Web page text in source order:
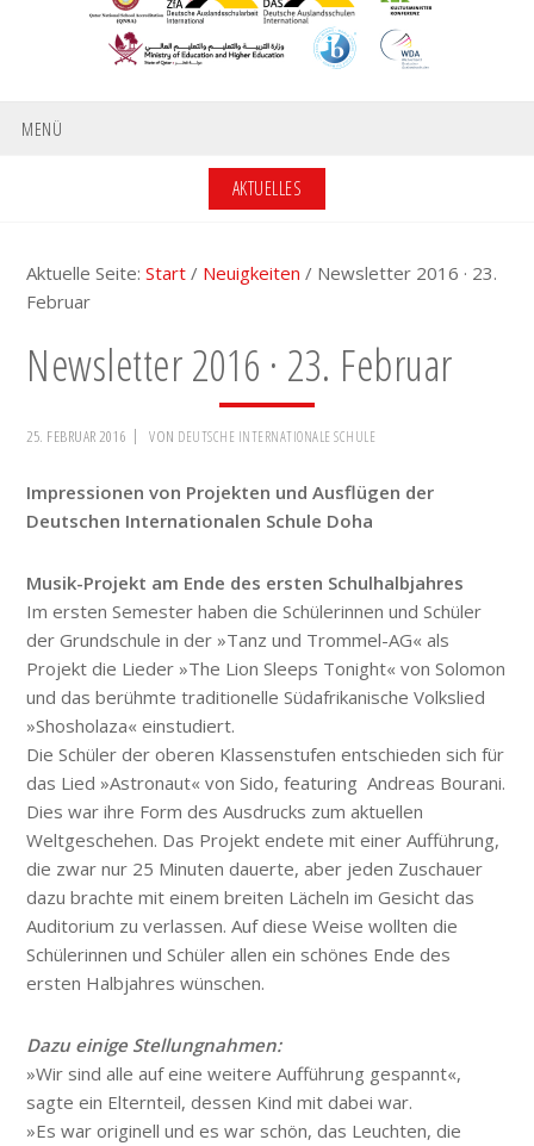
MENÜ
AKTUELLES
Aktuelle Seite:Start / Neuigkeiten / Newsletter 2016 · 23.
Februar
Newsletter 2016 · 23. Februar
25. FEBRUAR 2016 VON DEUTSCHE INTERNATIONALE SCHULE
Impressionen von Projekten und Ausflügen der
Deutschen Internationalen Schule Doha
Musik-Projekt am Ende des ersten Schulhalbjahres
Im ersten Semester haben die Schülerinnen und Schüler
der Grundschule in der »Tanz und Trommel-AG« als
Projekt die Lieder »The Lion Sleeps Tonight« von Solomon
und das berühmte traditionelle Südafrikanische Volkslied
»Shosholaza« einstudiert.
Die Schüler der oberen Klassenstufen entschieden sich für
das Lied »Astronaut« von Sido, featuring Andreas Bourani.
Dies war ihre Form des Ausdrucks zum aktuellen
Weltgeschehen. Das Projekt endete mit einer Aufführung,
die zwar nur 25 Minuten dauerte, aber jeden Zuschauer
dazu brachte mit einem breiten Lächeln im Gesicht das
Auditorium zu verlassen. Auf diese Weise wollten die
Schülerinnen und Schüler allen ein schönes Ende des
ersten Halbjahres wünschen.
Dazu einige Stellungnahmen:
»Wir sind alle auf eine weitere Aufführung gespannt«,
sagte ein Elternteil, dessen Kind mit dabei war.
»Es war originell und es war schön, das Leuchten, die